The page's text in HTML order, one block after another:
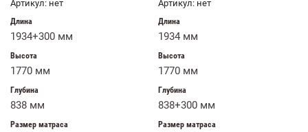
Артикул: нет
Длина
1934+300 мм
Высота
1770 мм
Глубина
838 мм
Размер матраса
Артикул: нет
Длина
1934 мм
Высота
1770 мм
Глубина
838+300 мм
Размер матраса